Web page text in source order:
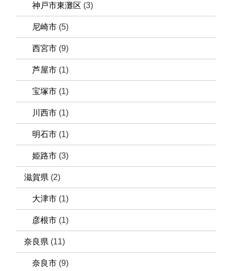
神戸市東灘区 (3)
尼崎市 (5)
西宮市 (9)
芦屋市 (1)
宝塚市 (1)
川西市 (1)
明石市 (1)
姫路市 (3)
滋賀県 (2)
大津市 (1)
彦根市 (1)
奈良県 (11)
奈良市 (9)